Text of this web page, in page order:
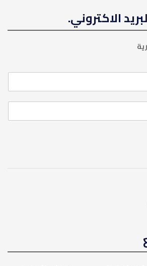
الاكتروني.